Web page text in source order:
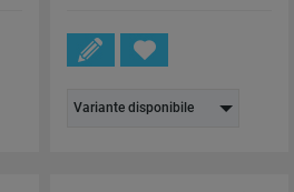
Variante disponibile